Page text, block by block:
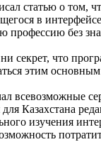
статью о том,
в
профессию без
секрет, что
этим
всевозможные
для Казахстана
изучения